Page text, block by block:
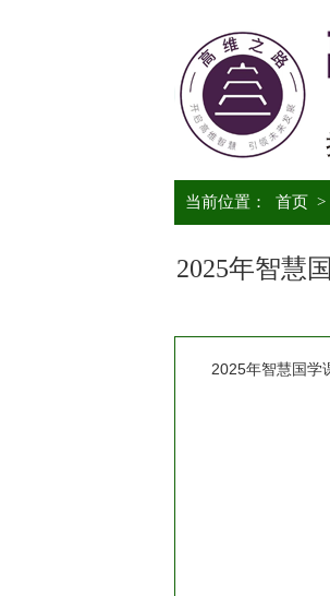
当前位置： 首页 >
2025年智慧
2025年智慧国学